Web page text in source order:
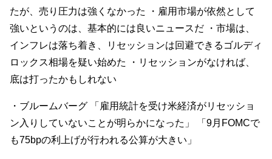
たが、売り圧力は強くなかった ・雇用市場が依然として
強いというのは、基本的には良いニュースだ ・市場は、
インフレは落ち着き、リセッションは回避できるゴルディ
ロックス相場を疑い始めた ・リセッションがなければ、
底は打ったかもしれない
・ブルームバーグ 「雇用統計を受け米経済がリセッショ
ン入りしていないことが明らかになった」 「9月FOMCで
も75bpの利上げが行われる公算が大きい」